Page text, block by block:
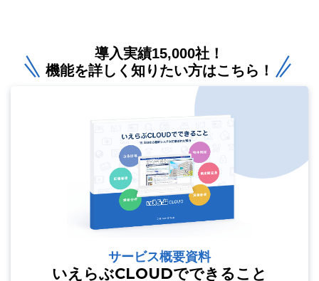
導入実績15,000社！
機能を詳しく知りたい方はこちら！
サービス概要資料
いえらぶCLOUDでできること